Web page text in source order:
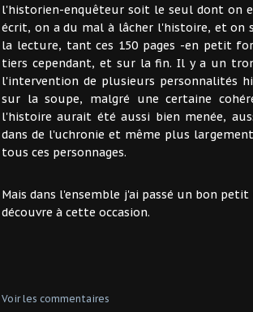
l'historien-enquêteur soit le seul dont on
écrit, on a du mal à lâcher l'histoire, et on
la lecture, tant ces 150 pages -en petit
tiers cependant, et sur la fin. Il y a un
l'intervention de plusieurs personnalités
sur la soupe, malgré une certaine
l'histoire aurait été aussi bien menée,
dans de l'uchronie et même plus
tous ces personnages.
Mais dans l'ensemble j'ai passé un bon
découvre à cette occasion.
Voir les commentaires